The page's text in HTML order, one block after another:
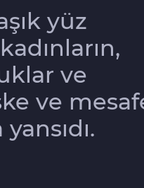
yüz
ve
ve